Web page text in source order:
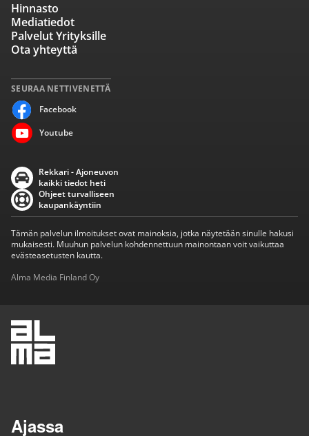
SEURAA NETTIVENETTÄ
Facebook
Youtube
Hinnasto
Mediatiedot
Palvelut Yrityksille
Ota yhteyttä
Rekkari - Ajoneuvon
kaikki tiedot heti
Ohjeet turvalliseen
kaupankäyntiin
Tämän palvelun ilmoitukset ovat mainoksia, jotka näytetään sinulle hakusi
mukaisesti. Muuhun palvelun kohdennettuun mainontaan voit vaikuttaa
evästeasetusten kautta.
Alma Media Finland Oy